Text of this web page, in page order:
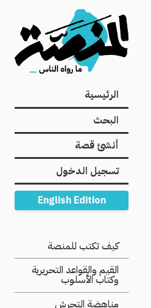
Main
navigation
الرئيسية
البحث
أنشئ قصة
تسجيل الدخول
English Edition
Secondary
Navigation
كيف تكتب للمنصة
القيم والقواعد التحريرية
وكتاب الأسلوب
مناهضة التحرش